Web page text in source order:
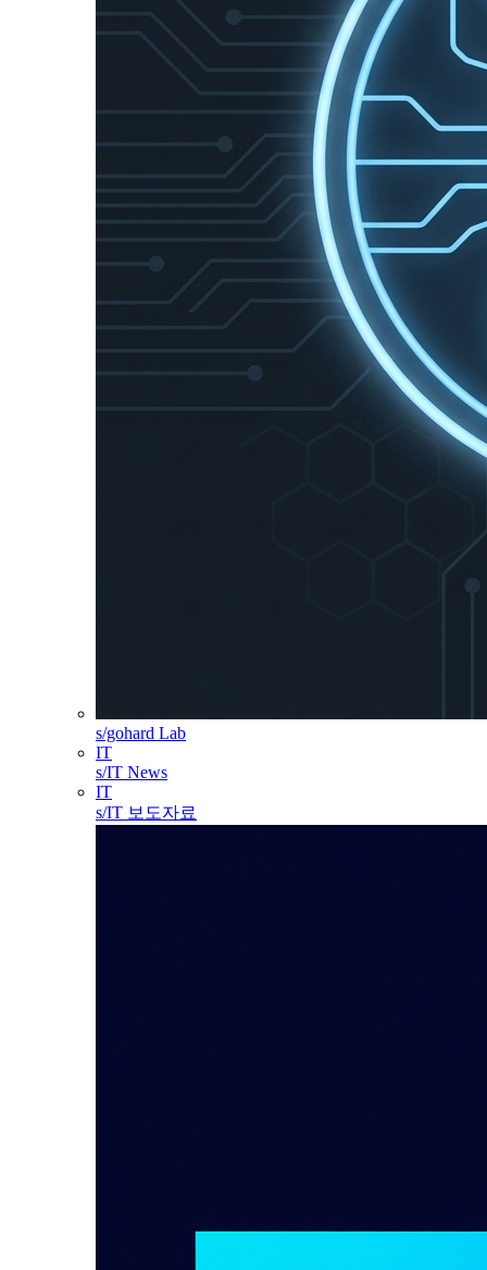
s/gohard Lab
IT
s/IT News
IT
s/IT 보도자료